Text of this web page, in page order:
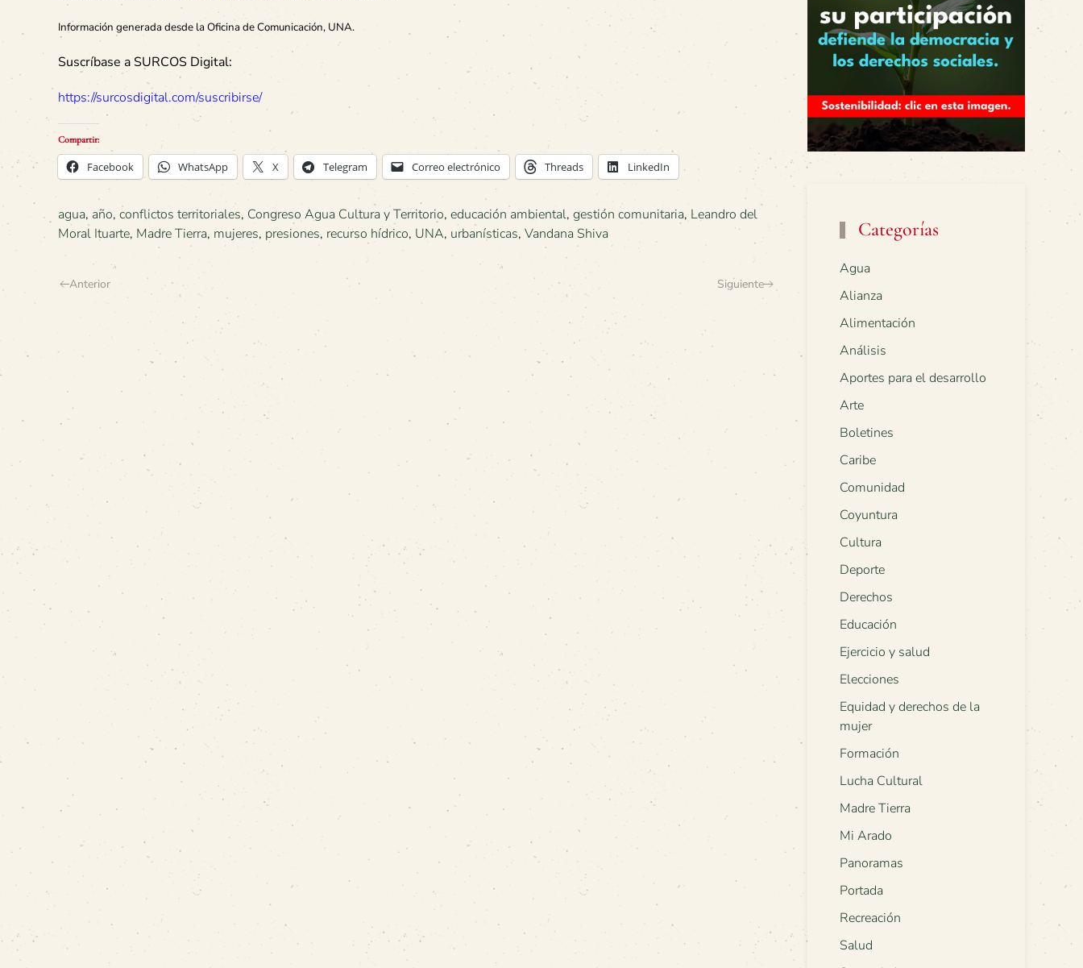
Información generada desde la Oficina de Comunicación, UNA.
Suscríbase a SURCOS Digital:
https://surcosdigital.com/suscribirse/
Compartir:
Facebook WhatsApp X Telegram Correo electrónico Threads LinkedIn
agua, año, conflictos territoriales, Congreso Agua Cultura y Territorio, educación ambiental, gestión comunitaria, Leandro del
Moral Ituarte, Madre Tierra, mujeres, presiones, recurso hídrico, UNA, urbanísticas, Vandana Shiva
Anterior Siguiente
Categorías
Agua
Alianza
Alimentación
Análisis
Aportes para el desarrollo
Arte
Boletines
Caribe
Comunidad
Coyuntura
Cultura
Deporte
Derechos
Educación
Ejercicio y salud
Elecciones
Equidad y derechos de la
mujer
Formación
Lucha Cultural
Madre Tierra
Mi Arado
Panoramas
Portada
Recreación
Salud